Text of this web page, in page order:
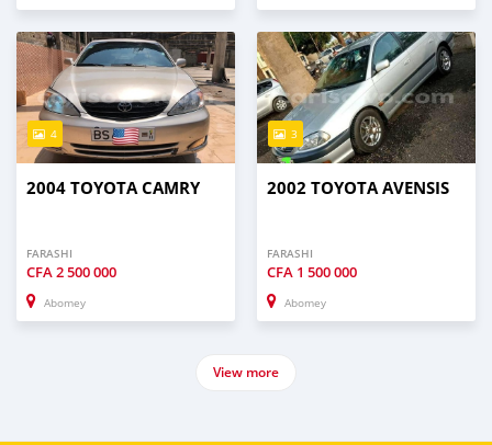
4
2004 TOYOTA CAMRY
FARASHI
CFA2 500 000
Abomey
3
2002 TOYOTA AVENSIS
FARASHI
CFA 1 500 000
Abomey
View more